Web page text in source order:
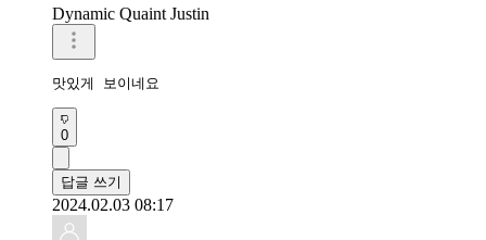
Dynamic Quaint Justin
맛있게 보이네요
0
답글 쓰기
2024.02.03 08:17